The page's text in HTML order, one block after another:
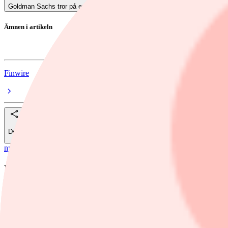
Goldman Sachs tror på europeiska aktier – skruvar upp prognoserna
Ämnen i artikeln
Finwire
Dela
nyheter
UBS förutspår nytt uppsving för